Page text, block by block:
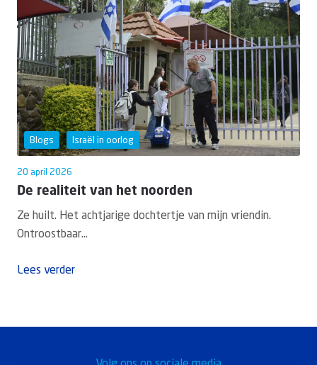
Blogs Israël in oorlog
20 april 2026
De realiteit van het noorden
Ze huilt. Het achtjarige dochtertje van mijn vriendin.
Ontroostbaar...
Lees verder